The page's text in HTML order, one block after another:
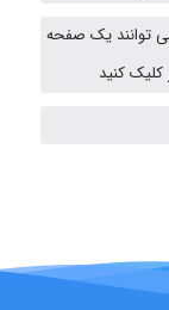
fatemeh
aghajari vahid
توانند یک صفحه
کنید